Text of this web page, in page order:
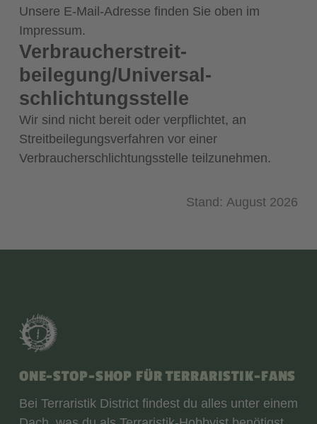
Unsere E-Mail-Adresse finden Sie oben im
Impressum.
Verbraucher­streit­
beilegung/Universal­
schlichtungs­stelle
Wir sind nicht bereit oder verpflichtet, an
Streitbeilegungsverfahren vor einer
Verbraucherschlichtungsstelle teilzunehmen.
Stand: August 2026
ONE-STOP-SHOP FÜR TERRARISTIK-FANS
Bei Terraristik District findest du alles unter einem